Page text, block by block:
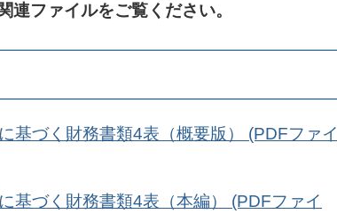
連ファイルをご覧ください。
基づく財務書類4表（概要版） (PDFファイ
基づく財務書類4表（本編） (PDFファイ